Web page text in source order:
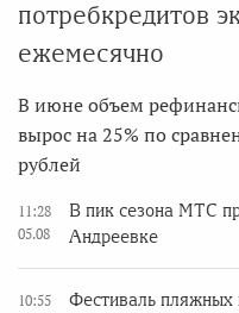
потребкредитов
ежемесячно
В июне объем
вырос на 25% по
рублей
11:28
05.08
В пик сезона МТС
Андреевке
10:55 Фестиваль пляжных